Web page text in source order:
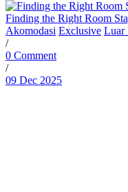
Finding the Right Room
Akomodasi Exclusive Luar
/
0 Comment
/
09 Dec 2025